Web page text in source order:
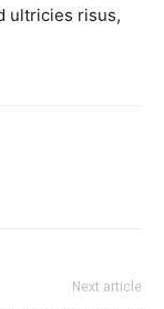
ultricies risus,
Next article